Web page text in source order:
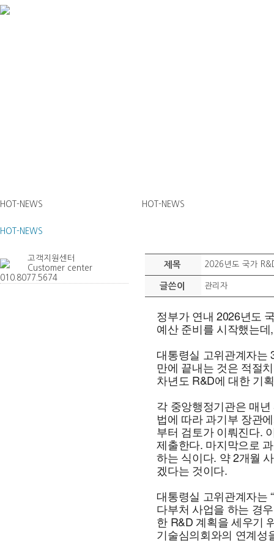
HOT-NEWS
HOT-NEWS
고객지원센터
Customer center
010. 8077. 5674
HOT-NEWS
제목 2026년도 국가
글쓴이 관리자
정부가 연내 2026년도
예산 준비를 시작했는
대통령실 고위관계자는
만에 끝내는 것은 적절
차년도 R&D에 대한 기
각 중앙행정기관은 매
법에 따라 과기부 장관
부터 검토가 이뤄진다.
제출한다. 마지막으로
하는 식이다. 약 2개월
겠다는 것이다.
대통령실 고위관계자는
다부처 사업을 하는 경
한 R&D 계획을 세우기
기술심의회와의 연계성